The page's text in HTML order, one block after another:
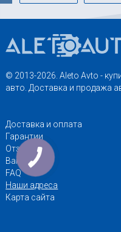
© 2013-2026. Aleto Avto -
авто. Доставка и продажа
Доставка и оплата
Гарантии
Отзывы
Вакансии
FAQ
Наши адреса
Карта сайта